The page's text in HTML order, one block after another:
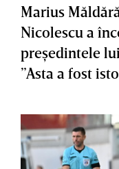
Marius
Nicolescu a
preşedintele
”Asta a fost